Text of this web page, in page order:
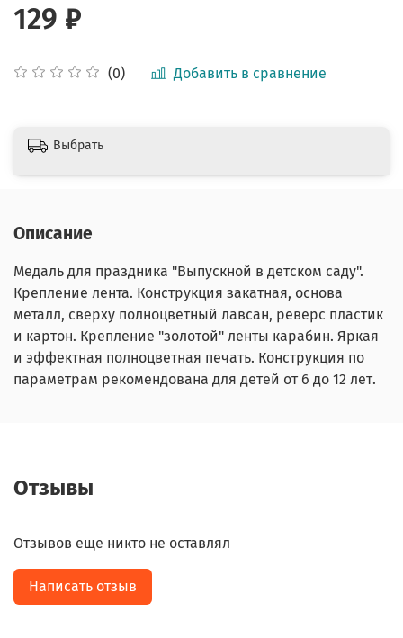
(0) Добавить в сравнение
129 ₽
Выбрать
Описание
Медаль для праздника "Выпускной в детском саду".
Крепление лента. Конструкция закатная, основа
металл, сверху полноцветный лавсан, реверс пластик
и картон. Крепление "золотой" ленты карабин. Яркая
и эффектная полноцветная печать. Конструкция по
параметрам рекомендована для детей от 6 до 12 лет.
Отзывы
Отзывов еще никто не оставлял
Написать отзыв